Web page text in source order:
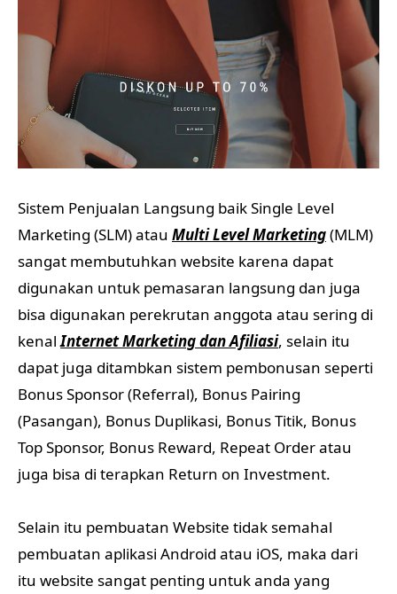
Sistem Penjualan Langsung baik Single Level
Marketing (SLM) atau Multi Level Marketing(MLM)
sangat membutuhkan website karena dapat
digunakan untuk pemasaran langsung dan juga
bisa digunakan perekrutan anggota atau sering di
kenalInternet Marketing dan Afiliasi, selain itu
dapat juga ditambkan sistem pembonusan seperti
Bonus Sponsor (Referral), Bonus Pairing
(Pasangan), Bonus Duplikasi, Bonus Titik, Bonus
Top Sponsor, Bonus Reward, Repeat Order atau
juga bisa di terapkan Return on Investment.
Selain itu pembuatan Website tidak semahal
pembuatan aplikasi Android atau iOS, maka dari
itu website sangat penting untuk anda yang